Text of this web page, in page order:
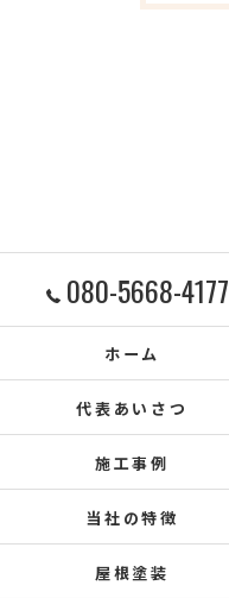
080-5668-4177
ホーム
代表あいさつ
施工事例
当社の特徴
屋根塗装